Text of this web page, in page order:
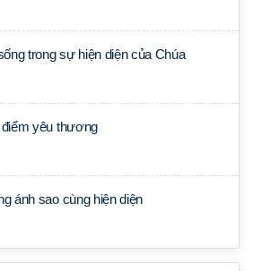
trong sự hiện diện của Chúa
yêu thương
ánh sao cùng hiện diện